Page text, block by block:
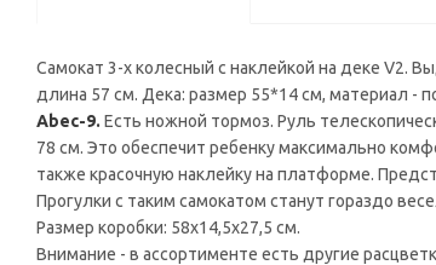
Самокат 3-х колесный c наклейкой на деке V2.
длина 57 см. Дека: размер 55*14 см, материал -
Abec-9. Есть ножной тормоз. Руль
78 см. Это обеспечит ребенку максимально
также красочную наклейку на платформе.
Прогулки с таким самокатом станут гораздо
Размер коробки: 58x14,5x27,5 см.
Внимание - в ассортименте есть другие